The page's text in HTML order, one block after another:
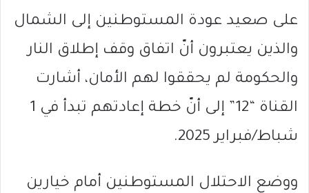
على صعيد عودة المستوطنين إلى الشمال
والذين يعتبرون أنّ اتفاق وقف إطلاق النار
والحكومة لم يحققوا لهم الأمان، أشارت
القناة “12” إلى أنّ خطة إعادتهم تبدأ في 1
شباط/فبراير 2025.
ووضع الاحتلال المستوطنين أمام خيارين